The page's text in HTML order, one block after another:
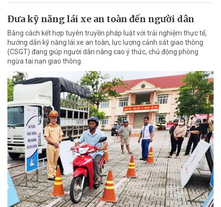
Đưa kỹ năng lái xe an toàn đến người dân
Bằng cách kết hợp tuyên truyền pháp luật với trải nghiệm thực tế,
hướng dẫn kỹ năng lái xe an toàn, lực lượng cảnh sát giao thông
(CSGT) đang giúp người dân nâng cao ý thức, chủ động phòng
ngừa tai nạn giao thông.